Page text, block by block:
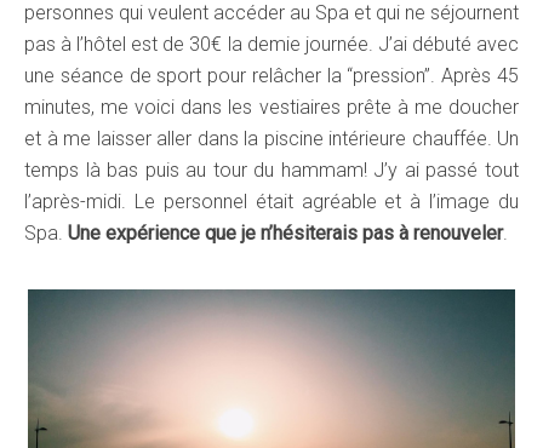
personnes qui veulent accéder au Spa et qui ne séjournent
pas à l’hôtel est de 30€ la demie journée. J’ai débuté avec
une séance de sport pour relâcher la “pression”. Après 45
minutes, me voici dans les vestiaires prête à me doucher
et à me laisser aller dans la piscine intérieure chauffée. Un
temps là bas puis au tour du hammam! J’y ai passé tout
l’après-midi. Le personnel était agréable et à l’image du
Spa. Une expérience que je n’hésiterais pas à renouveler.